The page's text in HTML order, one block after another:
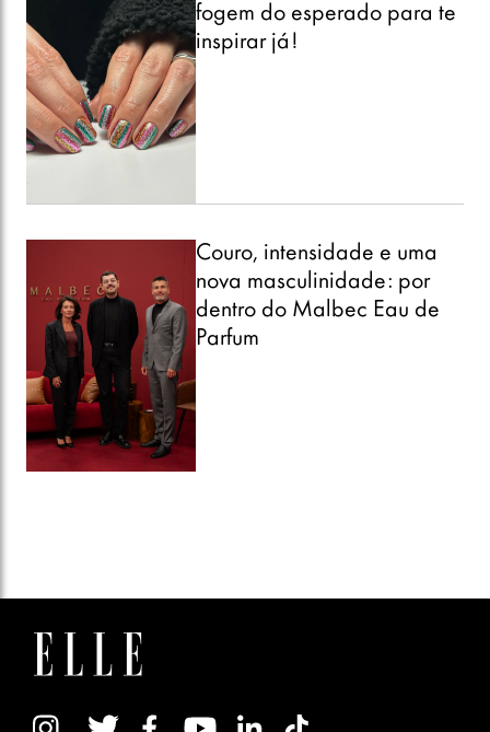
fogem do esperado para te
inspirar já!
Couro, intensidade e uma
nova masculinidade: por
dentro do Malbec Eau de
Parfum